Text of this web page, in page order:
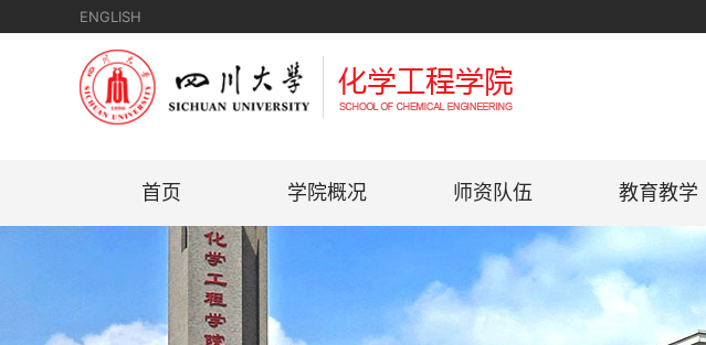
ENGLISH
首页 学院概况 师资队伍 教育教学